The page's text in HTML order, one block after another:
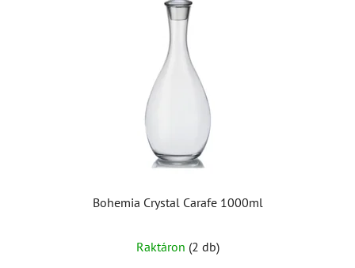
Bohemia Crystal Carafe 1000ml
Raktáron (2 db)